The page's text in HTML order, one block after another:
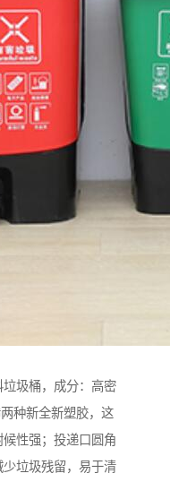
圾桶，成分：高密
种新全新塑胶，这
性强；投递口圆角
垃圾残留，易于清